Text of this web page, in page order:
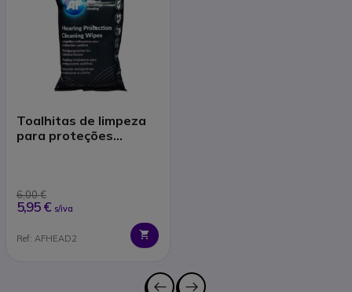
Toalhitas de limpeza
para proteções
6,00 €
5,95 € s/iva
Ref: AFHEAD2